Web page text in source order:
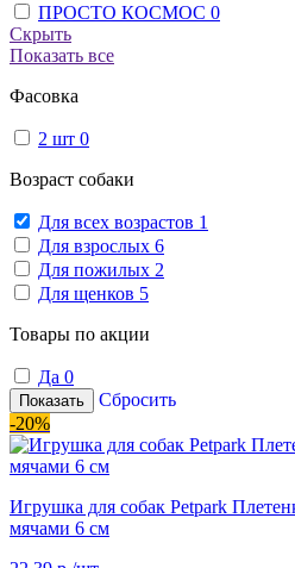
ПРОСТО КОСМОС 0
Скрыть
Показать все
Фасовка
2 шт 0
Возраст собаки
Для всех возрастов 1
Для взрослых 6
Для пожилых 2
Для щенков 5
Товары по акции
Да 0
Показать
Сбросить
-20%
Игрушка для собак Petpark
мячами 6 см